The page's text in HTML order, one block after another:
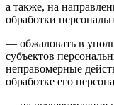
а также, на
обработки
— обжаловать в
субъектов
неправомерные
обработке его